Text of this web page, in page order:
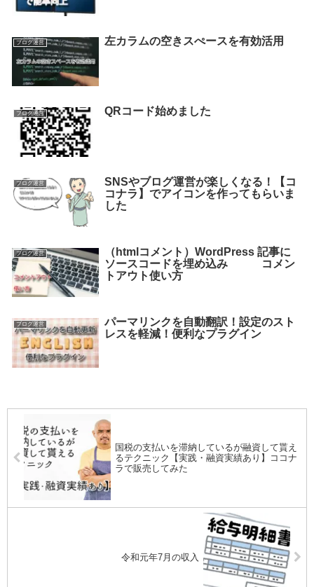
ブログ運営 左カラムの空きスぺースを有効活用
ブログ運営 QRコード始めました
ブログ運営
SNSやブログ運営が楽しくなる！【コ
コナラ】でアイコンを作ってもらいま
した
ブログ運営
（htmlコメント）WordPress 記事に
ソースコードを埋め込み コメン
トアウト使い方
ブログ運営
パーマリンクを自動翻訳！設定のスト
レスを軽減！便利なプラグイン
国税の支払いを滞納しているが融資して貰え
るテクニック【実践・融資実績あり】ココナ
ラで販売してみた
令和元年7月の収入